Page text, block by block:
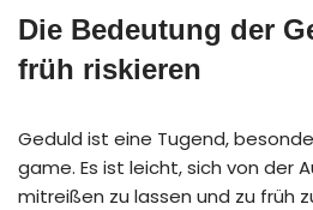
Die Bedeutung der
früh riskieren
Geduld ist eine Tugend,
game. Es ist leicht, sich von der
mitreißen zu lassen und zu früh